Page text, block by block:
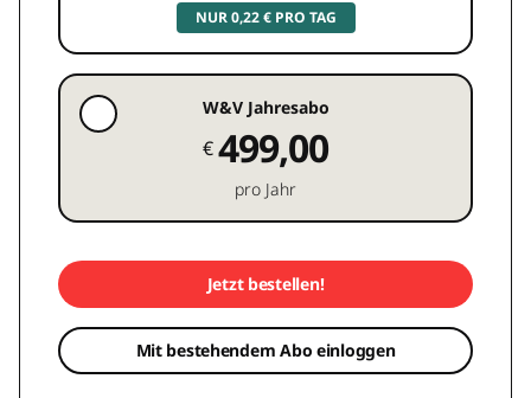
NUR 0,22 € PRO TAG
W&V Jahresabo
€499,00
pro Jahr
Jetzt bestellen!
Mit bestehendem Abo einloggen